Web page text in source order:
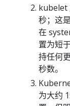
kubelet
秒；这
在
置为短
持任何
秒数。
为大约